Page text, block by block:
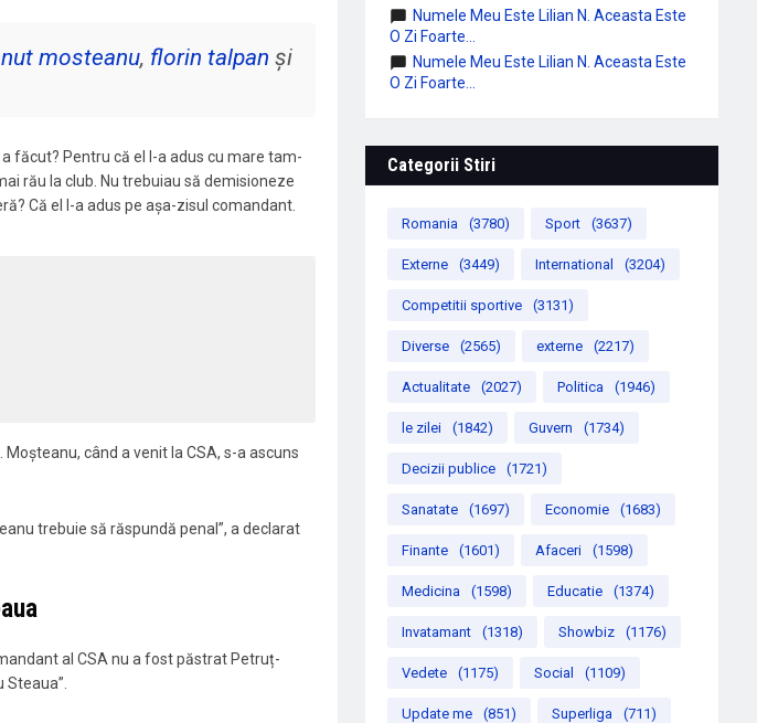
mosteanu, florin talpan și
făcut? Pentru că el l-a adus cu mare tam-
rău la club. Nu trebuiau să demisioneze
Că el l-a adus pe așa-zisul comandant.
când a venit la CSA, s-a ascuns
trebuie să răspundă penal”, a declarat
al CSA nu a fost păstrat Petruț-
Numele Meu Este Lilian N. Aceasta Este
O Zi Foarte...
Numele Meu Este Lilian N. Aceasta Este
O Zi Foarte...
Categorii Stiri
Romania (3780) Sport (3637)
Externe (3449) International (3204)
Competitii sportive (3131)
Diverse (2565) externe (2217)
Actualitate (2027) Politica (1946)
le zilei (1842) Guvern (1734)
Decizii publice (1721)
Sanatate (1697) Economie (1683)
Finante (1601) Afaceri (1598)
Medicina (1598) Educatie (1374)
Invatamant (1318) Showbiz (1176)
Vedete (1175) Social (1109)
Update me (851) Superliga (711)